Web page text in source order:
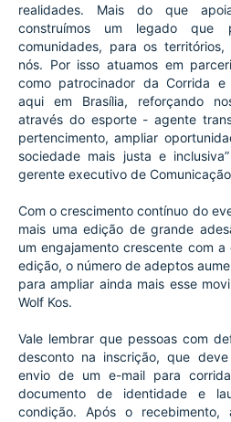
realidades. Mais do que
construímos um legado
comunidades, para os
nós. Por isso atuamos em
como patrocinador da Corrida e
aqui em Brasília, reforçando
através do esporte - agente
pertencimento, ampliar
sociedade mais justa e
gerente executivo de
Com o crescimento contínuo do
mais uma edição de grande
um engajamento crescente com
edição, o número de adeptos
para ampliar ainda mais esse
Wolf Kos.
Vale lembrar que pessoas com
desconto na inscrição, que
envio de um e-mail para
documento de identidade e
condição. Após o recebimento,